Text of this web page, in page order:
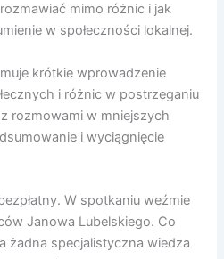
mimo różnic i jak
w społeczności lokalnej.
krótkie wprowadzenie
i różnic w postrzeganiu
rozmowami w mniejszych
i wyciągnięcie
W spotkaniu weźmie
Janowa Lubelskiego. Co
żadna specjalistyczna wiedza